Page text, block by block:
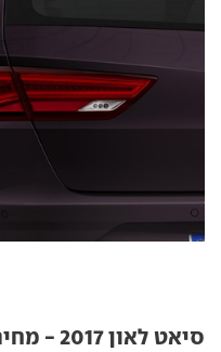
סיאט לאון 2017 - מחירים: